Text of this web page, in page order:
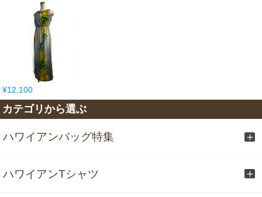
¥12,100
カテゴリから選ぶ
ハワイアンバッグ特集
ハワイアンTシャツ